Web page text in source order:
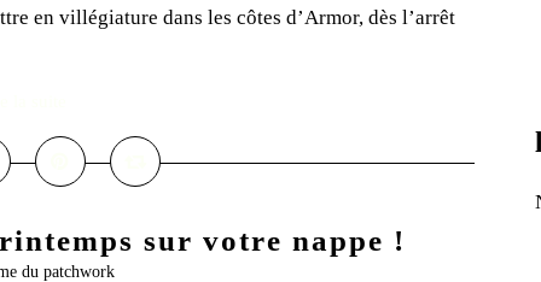
en villégiature dans les côtes d’Armor, dès l’arrêt
sur votre nappe !
du patchwork